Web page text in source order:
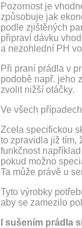
Pozornost je
způsobuje jak
podle zjištěných
připraví dávku
a nezohlední PH
Při praní prádla v
podobě např. jeho
zvolit nižší otáčky.
Ve všech
Zcela specifickou
to zpravidla již tím,
funkčnost
pokud možno
Ta může právě u
Tyto výrobky
aby se zamezilo
I sušením prádla